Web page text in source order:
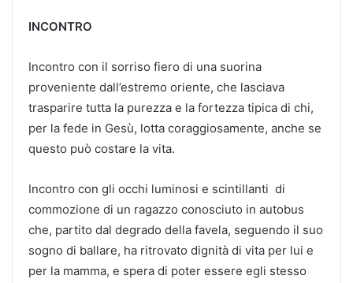
INCONTRO
Incontro con il sorriso fiero di una suorina
proveniente dall’estremo oriente, che lasciava
trasparire tutta la purezza e la fortezza tipica di chi,
per la fede in Gesù, lotta coraggiosamente, anche se
questo può costare la vita.
Incontro con gli occhi luminosi e scintillanti di
commozione di un ragazzo conosciuto in autobus
che, partito dal degrado della favela, seguendo il suo
sogno di ballare, ha ritrovato dignità di vita per lui e
per la mamma, e spera di poter essere egli stesso